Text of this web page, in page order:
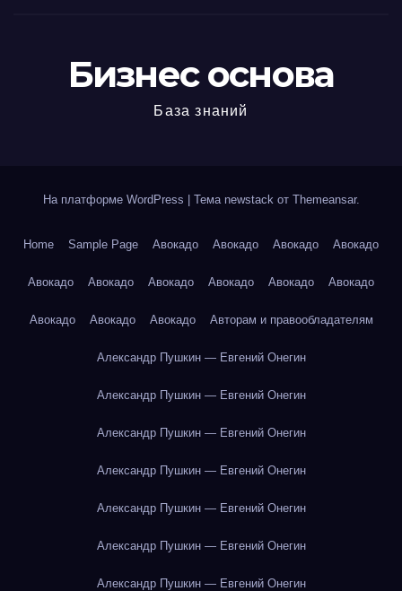
Бизнес основа
База знаний
На платформе WordPress Тема newstack от Themeansar.
Home Sample Page Авокадо Авокадо Авокадо Авокадо
Авокадо Авокадо Авокадо Авокадо Авокадо Авокадо
Авокадо Авокадо Авокадо Авторам и правообладателям
Александр Пушкин — Евгений Онегин
Александр Пушкин — Евгений Онегин
Александр Пушкин — Евгений Онегин
Александр Пушкин — Евгений Онегин
Александр Пушкин — Евгений Онегин
Александр Пушкин — Евгений Онегин
Александр Пушкин — Евгений Онегин